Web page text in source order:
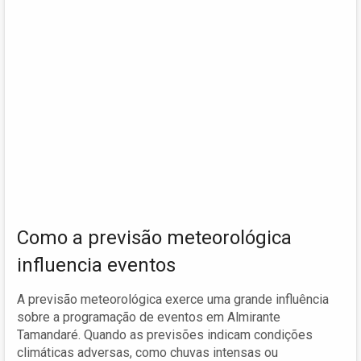
Como a previsão meteorológica
influencia eventos
A previsão meteorológica exerce uma grande influência
sobre a programação de eventos em Almirante
Tamandaré. Quando as previsões indicam condições
climáticas adversas, como chuvas intensas ou